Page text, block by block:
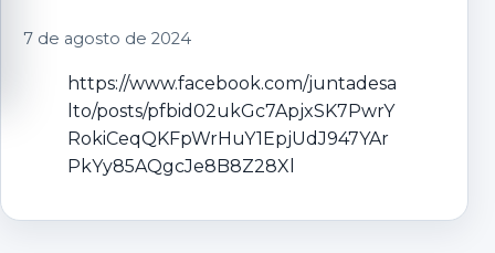
7 de agosto de 2024
https://www.facebook.com/juntadesa
lto/posts/pfbid02ukGc7ApjxSK7PwrY
RokiCeqQKFpWrHuY1EpjUdJ947YAr
PkYy85AQgcJe8B8Z28Xl